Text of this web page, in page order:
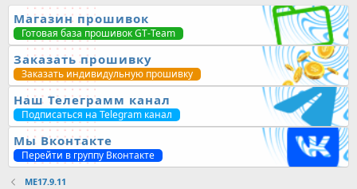
Магазин прошивок
Готовая база прошивок GT-Team
Заказать прошивку
Заказать индивидульную прошивку
Наш Телеграмм канал
Подписаться на Telegram канал
Мы Вконтакте
Перейти в группу Вконтакте
ME17.9.11